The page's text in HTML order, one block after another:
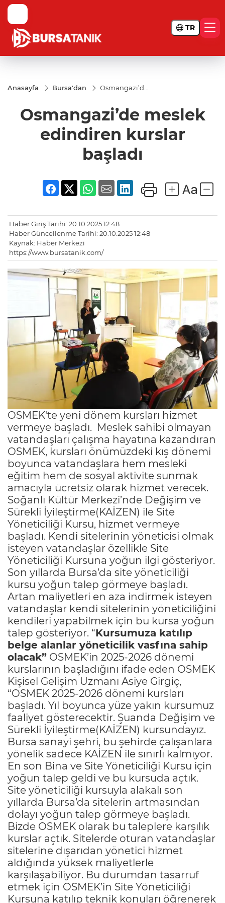
TR
Anasayfa Bursa'dan
Osmangazi’de
kurslar başladı
Osmangazi’de meslek
edindiren kurslar
başladı
Haber Giriş Tarihi: 20.10.2025 12:48
Haber Güncellenme Tarihi: 20.10.2025 12:48
Kaynak: Haber Merkezi
https://www.bursatanik.com/
OSMEK'te yeni dönem kursları hizmet
vermeye başladı. Meslek sahibi olmayan
vatandaşları çalışma hayatına kazandıran
OSMEK, kursları önümüzdeki kış dönemi
boyunca vatandaşlara hem mesleki
eğitim hem de sosyal aktivite sunmak
amacıyla ücretsiz olarak hizmet verecek.
Soğanlı Kültür Merkezi’nde Değişim ve
Sürekli İyileştirme(KAİZEN) ile Site
Yöneticiliği Kursu, hizmet vermeye
başladı. Kendi sitelerinin yöneticisi olmak
isteyen vatandaşlar özellikle Site
Yöneticiliği Kursuna yoğun ilgi gösteriyor.
Son yıllarda Bursa’da site yöneticiliği
kursu yoğun talep görmeye başladı.
Artan maliyetleri en aza indirmek isteyen
vatandaşlar kendi sitelerinin yöneticiliğini
kendileri yapabilmek için bu kursa yoğun
talep gösteriyor. “Kursumuza katılıp
belge alanlar yöneticilik vasfına sahip
olacak” OSMEK’in 2025-2026 dönemi
kurslarının başladığını ifade eden OSMEK
Kişisel Gelişim Uzmanı Asiye Girgiç,
“OSMEK 2025-2026 dönemi kursları
başladı. Yıl boyunca yüze yakın kursumuz
faaliyet gösterecektir. Şuanda Değişim ve
Sürekli İyileştirme(KAİZEN) kursundayız.
Bursa sanayi şehri, bu şehirde çalışanlara
yönelik sadece KAİZEN ile sınırlı kalmıyor.
En son Bina ve Site Yöneticiliği Kursu için
yoğun talep geldi ve bu kursuda açtık.
Site yöneticiliği kursuyla alakalı son
yıllarda Bursa’da sitelerin artmasından
dolayı yoğun talep görmeye başladı.
Bizde OSMEK olarak bu taleplere karşılık
kurslar açtık. Sitelerde oturan vatandaşlar
sitelerine dışarıdan yönetici hizmet
aldığında yüksek maliyetlerle
karşılaşabiliyor. Bu durumdan tasarruf
etmek için OSMEK’in Site Yöneticiliği
Kursuna katılıp teknik konuları öğrenerek